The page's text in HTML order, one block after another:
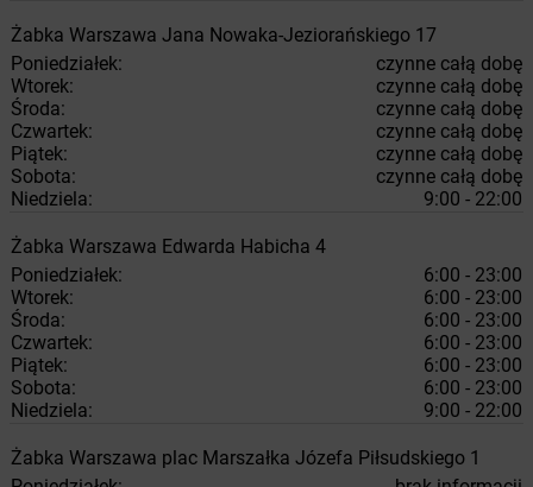
Żabka Warszawa Jana Nowaka-Jeziorańskiego 17
Poniedziałek:
czynne całą dobę
Wtorek:
czynne całą dobę
Środa:
czynne całą dobę
Czwartek:
czynne całą dobę
Piątek:
czynne całą dobę
Sobota:
czynne całą dobę
Niedziela:
9:00 - 22:00
Żabka Warszawa Edwarda Habicha 4
Poniedziałek:
6:00 - 23:00
Wtorek:
6:00 - 23:00
Środa:
6:00 - 23:00
Czwartek:
6:00 - 23:00
Piątek:
6:00 - 23:00
Sobota:
6:00 - 23:00
Niedziela:
9:00 - 22:00
Żabka Warszawa plac Marszałka Józefa Piłsudskiego 1